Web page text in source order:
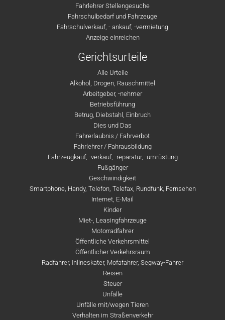
Fahrlehrer Stellengesuche
Fahrschulbedarf und Fahrzeuge
Fahrschulverkauf, - ankauf, -vermietung
Anzeige einreichen
Gerichtsurteile
Alle Urteile
Alkohol, Drogen, Rauschmittel
Arbeitgeber, -nehmer
Betriebsführung
Betrug, Diebstahl, Einbruch
Dies und Das
Fahrerlaubnis / Fahrverbot
Fahrlehrer / Fahrausbildung
Fahrzeugkauf, -verkauf, -reparatur, -umrüstung
Fußgänger
Geschwindigkeit
Smartphone, Handy, Telefon, Telefax, Rundfunk, Fernsehen
Internet, E-Mail
Kinder
Miet-, Leasingfahrzeuge
Motorradfahrer
Öffentliche Verkehrsmittel
Öffentlicher Verkehrsraum
Radfahrer, Inlineskater, Mofafahrer, Segway-Fahrer
Reisen
Steuer
Unfälle
Unfälle mit/wegen Tieren
Verhalten im Straßenverkehr